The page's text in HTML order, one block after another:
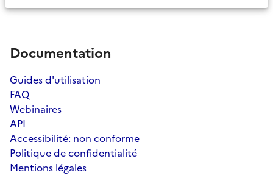
Documentation
Guides d'utilisation
FAQ
Webinaires
API
Accessibilité: non conforme
Politique de confidentialité
Mentions légales